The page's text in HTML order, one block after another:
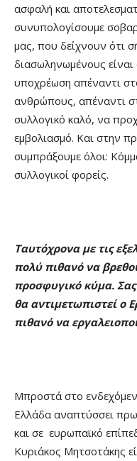
ασφαλή και
συνυπολογίσουμε
μας, που δείχνουν ότι
διασωληνωμένους
υποχρέωση απέναντι
ανθρώπους, απέναντι
συλλογικό καλό, να
εμβολιασμό. Και στην
συμπράξουμε όλοι:
συλλογικοί φορείς.
Ταυτόχρονα με τις
πολύ πιθανό να
προσφυγικό κύμα. Σας
θα αντιμετωπιστεί ο
πιθανό να
Μπροστά στο
Ελλάδα αναπτύσσει
και σε ευρωπαϊκό
Κυριάκος Μητσοτάκης